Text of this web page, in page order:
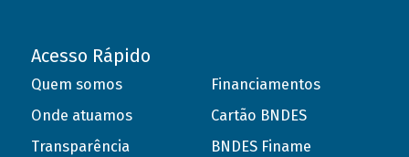
Acesso Rápido
Quem somos
Onde atuamos
Transparência
Financiamentos
Cartão BNDES
BNDES Finame